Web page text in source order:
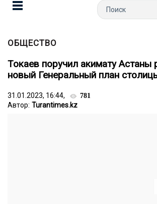
ОБЩЕСТВО
Токаев поручил акимату Астаны
новый Генеральный план
31.01.2023, 16:44, 781
Автор: Turantimes.kz